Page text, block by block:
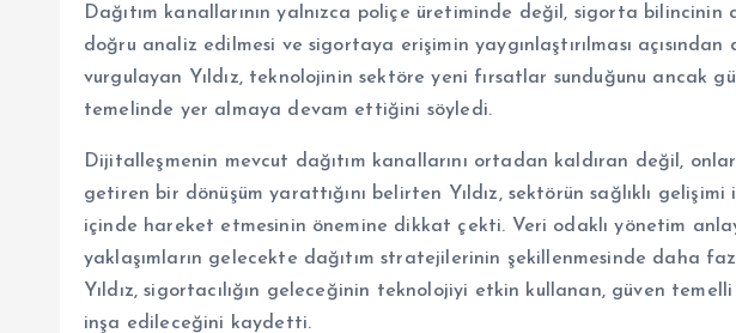
Dağıtım kanallarının yalnızca poliçe üretiminde değil, sigorta bilincinin
doğru analiz edilmesi ve sigortaya erişimin yaygınlaştırılması
vurgulayan Yıldız, teknolojinin sektöre yeni fırsatlar sunduğunu ancak
temelinde yer almaya devam ettiğini söyledi.
Dijitalleşmenin mevcut dağıtım kanallarını ortadan kaldıran değil,
getiren bir dönüşüm yarattığını belirten Yıldız, sektörün sağlıklı
içinde hareket etmesinin önemine dikkat çekti. Veri odaklı yönetim
yaklaşımların gelecekte dağıtım stratejilerinin şekillenmesinde daha
Yıldız, sigortacılığın geleceğinin teknolojiyi etkin kullanan, güven
inşa edileceğini kaydetti.